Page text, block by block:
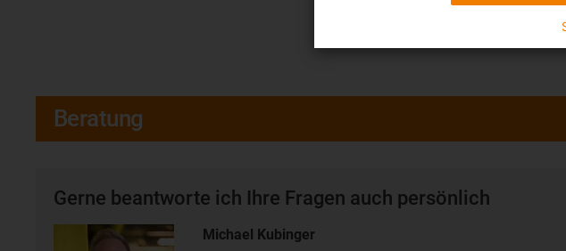
Beratung
Gerne beantworte ich Ihre Fragen auch persönlich
Michael Kubinger